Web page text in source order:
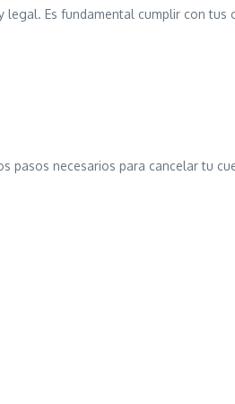
legal. Es fundamental cumplir con tus
pasos necesarios para cancelar tu